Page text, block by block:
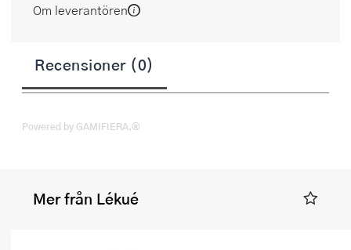
Om leverantören
Recensioner (0)
Powered by GAMIFIERA.®
Mer från Lékué